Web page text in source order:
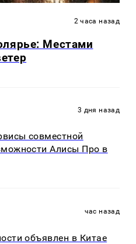
2 часа назад
Местами
3 дня назад
совместной
Алисы Про в
час назад
объявлен в Китае